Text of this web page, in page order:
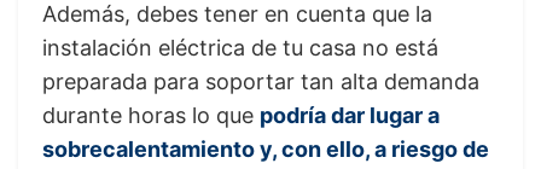
Además, debes tener en cuenta que la
instalación eléctrica de tu casa no está
preparada para soportar tan alta demanda
durante horas lo que podría dar lugar a
sobrecalentamiento y, con ello, a riesgo de